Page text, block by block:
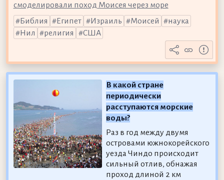
смоделировали поход Моисея через море
Библия
Египет Израиль Моисей
наука
Нил
религия США
В какой стране
периодически
расступаются морские
воды?
Раз в год между двумя
островами южнокорейского
уезда Чиндо происходит
сильный отлив, обнажая
проход длиной 2 км